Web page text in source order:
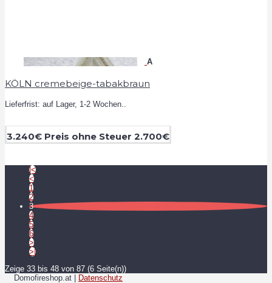
A
KÖLN cremebeige-tabakbraun
Lieferfrist: auf Lager, 1-2 Wochen..
3.240€ Preis ohne Steuer 2.700€
|<
<
1
2
3
4
5
6
>
>|
Zeige 33 bis 48 von 87 (6 Seite(n))
Domofireshop.at |
Datenschutz